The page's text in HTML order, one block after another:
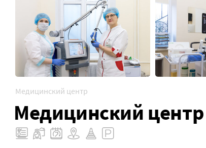
Медицинский центр
Медицинский